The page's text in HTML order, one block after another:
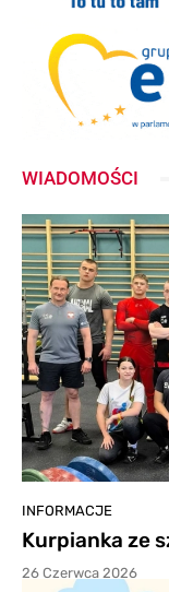
WIADOMOŚCI
INFORMACJE
Kurpianka ze
26 Czerwca 2026